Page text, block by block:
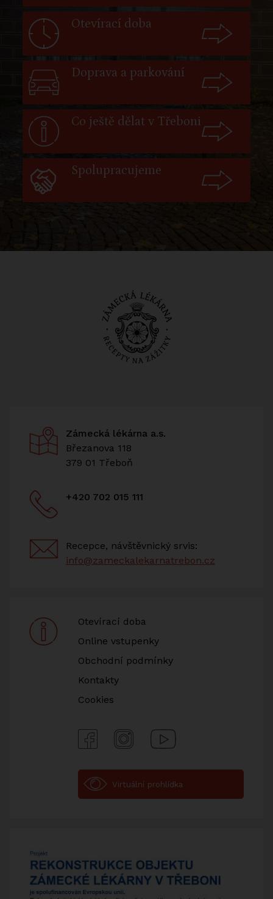
Otevírací doba
Doprava a parkování
Co ještě dělat v Třeboni
Spolupracujeme
Zámecká lékárna a.s.
Březanova 118
379 01 Třeboň
+420 702 015 111
Recepce, návštěvnický srvis:
info@zameckalekarnatrebon.cz
Otevírací doba
Online vstupenky
Obchodní podmínky
Kontakty
Cookies
Virtuální prohlídka